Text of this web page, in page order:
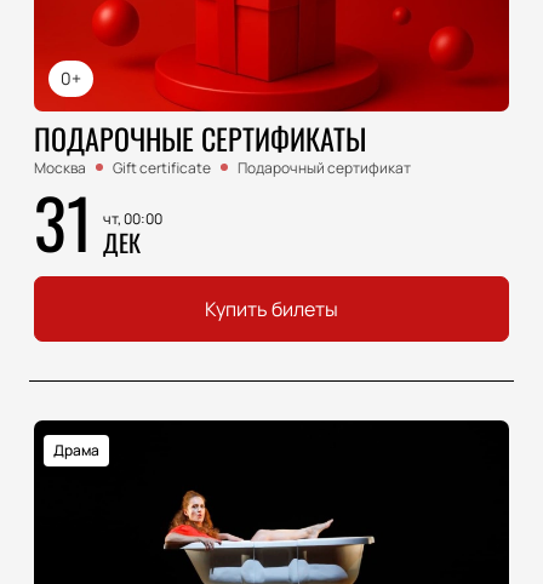
0+
ПОДАРОЧНЫЕ СЕРТИФИКАТЫ
Москва Gift certificate Подарочный сертификат
31 чт, 00:00
ДЕК
Купить билеты
Драма